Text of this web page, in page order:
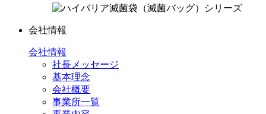
会社情報
会社情報
社長メッセージ
基本理念
会社概要
事業所一覧